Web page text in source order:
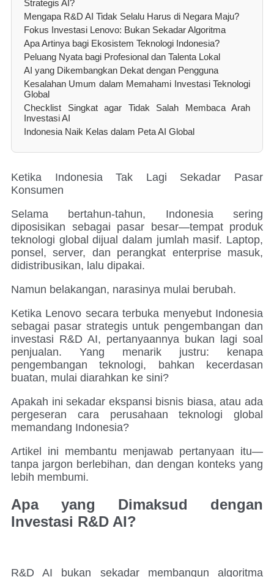
Strategis AI?
Mengapa R&D AI Tidak Selalu Harus di Negara Maju?
Fokus Investasi Lenovo: Bukan Sekadar Algoritma
Apa Artinya bagi Ekosistem Teknologi Indonesia?
Peluang Nyata bagi Profesional dan Talenta Lokal
AI yang Dikembangkan Dekat dengan Pengguna
Kesalahan Umum dalam Memahami Investasi Teknologi
Global
Checklist Singkat agar Tidak Salah Membaca Arah
Investasi AI
Indonesia Naik Kelas dalam Peta AI Global
Ketika Indonesia Tak Lagi Sekadar Pasar
Konsumen
Selama bertahun-tahun, Indonesia sering
diposisikan sebagai pasar besar—tempat produk
teknologi global dijual dalam jumlah masif. Laptop,
ponsel, server, dan perangkat enterprise masuk,
didistribusikan, lalu dipakai.
Namun belakangan, narasinya mulai berubah.
Ketika Lenovo secara terbuka menyebut Indonesia
sebagai pasar strategis untuk pengembangan dan
investasi R&D AI, pertanyaannya bukan lagi soal
penjualan. Yang menarik justru: kenapa
pengembangan teknologi, bahkan kecerdasan
buatan, mulai diarahkan ke sini?
Apakah ini sekadar ekspansi bisnis biasa, atau ada
pergeseran cara perusahaan teknologi global
memandang Indonesia?
Artikel ini membantu menjawab pertanyaan itu—
tanpa jargon berlebihan, dan dengan konteks yang
lebih membumi.
Apa yang Dimaksud dengan
Investasi R&D AI?
R&D AI bukan sekadar membangun algoritma